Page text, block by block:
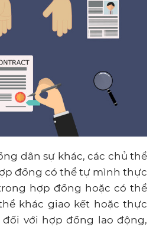
dân sự khác, các chủ thể
đồng có thể tự mình thực
hợp đồng hoặc có thể
khác giao kết hoặc thực
với hợp đồng lao động,